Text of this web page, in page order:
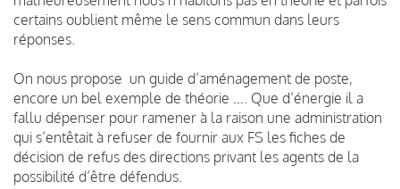
certains oublient même le sens commun dans leurs
réponses.
On nous propose un guide d’aménagement de poste,
encore un bel exemple de théorie …. Que d’énergie il a
fallu dépenser pour ramener à la raison une administration
qui s’entêtait à refuser de fournir aux FS les fiches de
décision de refus des directions privant les agents de la
possibilité d’être défendus.